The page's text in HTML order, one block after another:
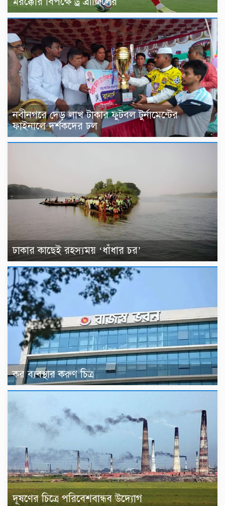
নবীনগরে দেড় লাখ টাকার ফুটবল টুর্নামেন্টের
ফাইনালে দর্শকদের ঢল
ঢাকার কাছেই রহস্যময় ‘ধাঁধার চর’
কর ব্যবস্থার করুণ চিত্র
দূষণের চিত্রে পরিবেশবান্ধব উদ্যোগ